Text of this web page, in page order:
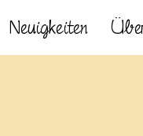
Neuigkeiten